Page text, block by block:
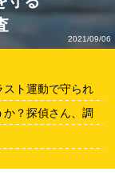
2021/09/06
スト運動で守られ
か？探偵さん、調